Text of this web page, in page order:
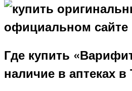
Где купить
наличие в аптеках в